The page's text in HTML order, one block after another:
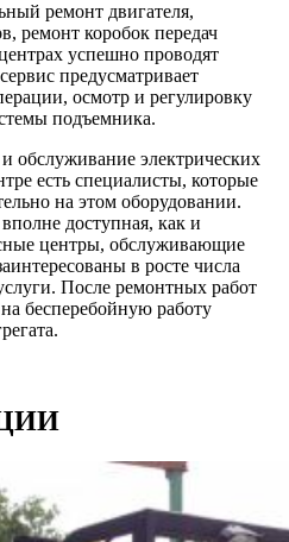
ремонт двигателя,
ремонт коробок передач
успешно проводят
предусматривает
осмотр и регулировку
подъемника.
обслуживание электрических
есть специалисты, которые
на этом оборудовании.
доступная, как и
центры, обслуживающие
в росте числа
После ремонтных работ
на бесперебойную работу